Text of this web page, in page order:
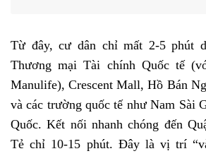
Từ đây, cư dân chỉ mất 2-5 phút
Thương mại Tài chính Quốc tế
Manulife), Crescent Mall, Hồ Bán
và các trường quốc tế như Nam Sài
Quốc. Kết nối nhanh chóng đến
Tẻ chỉ 10-15 phút. Đây là vị trí